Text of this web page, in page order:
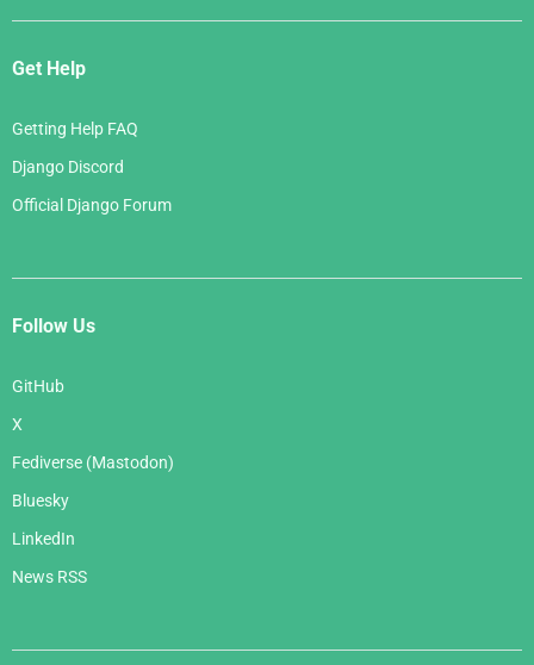
Get Help
Getting Help FAQ
Django Discord
Official Django Forum
Follow Us
GitHub
X
Fediverse (Mastodon)
Bluesky
LinkedIn
News RSS